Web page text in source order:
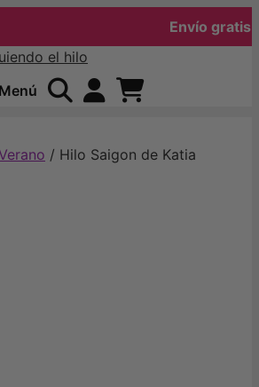
Envío gratis
Menú
/ Hilo Saigon de Katia